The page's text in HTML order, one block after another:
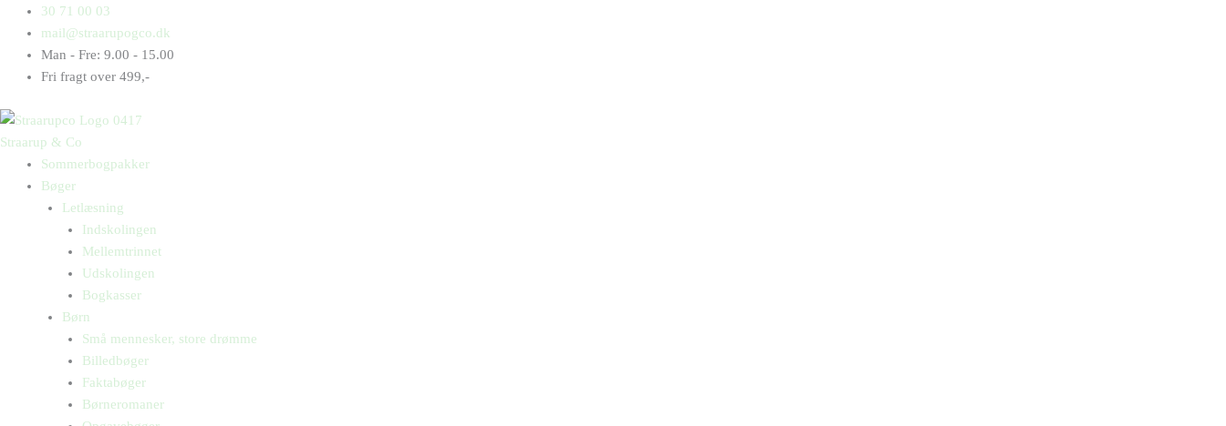
indholdet
30 71 00 03
mail@straarupogco.dk
Man - Fre: 9.00 - 15.00
Fri fragt over 499,-
Straarup & Co
Sommerbogpakker
Bøger
Letlæsning
Indskolingen
Mellemtrinnet
Udskolingen
Bogkasser
Børn
Små mennesker, store drømme
Billedbøger
Faktabøger
Børneromaner
Products
search
Products
search